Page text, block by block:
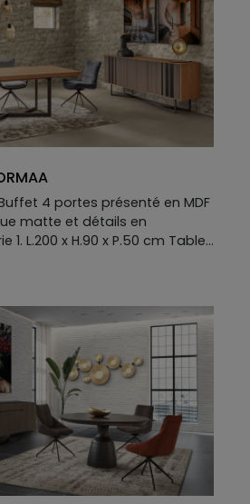
4 portes présenté en MDF
matte et détails en
L.200 x H.90 x P.50 cm Table
les chaises MINA.
Structure: MDF placage chêne
chêne
mat et détails en céramique
chêne